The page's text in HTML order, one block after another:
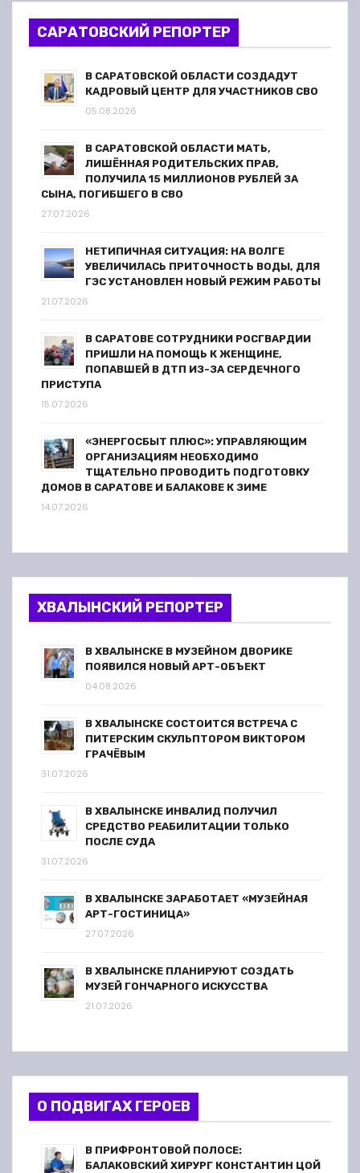
а
п
САРАТОВСКИЙ РЕПОРТЕР
В САРАТОВСКОЙ ОБЛАСТИ СОЗДАДУТ
КАДРОВЫЙ ЦЕНТР ДЛЯ УЧАСТНИКОВ СВО
05.08.2026
В САРАТОВСКОЙ ОБЛАСТИ МАТЬ,
ЛИШЁННАЯ РОДИТЕЛЬСКИХ ПРАВ,
ПОЛУЧИЛА 15 МИЛЛИОНОВ РУБЛЕЙ ЗА
СЫНА, ПОГИБШЕГО В СВО
27.07.2026
НЕТИПИЧНАЯ СИТУАЦИЯ: НА ВОЛГЕ
УВЕЛИЧИЛАСЬ ПРИТОЧНОСТЬ ВОДЫ, ДЛЯ
ГЭС УСТАНОВЛЕН НОВЫЙ РЕЖИМ РАБОТЫ
21.07.2026
В САРАТОВЕ СОТРУДНИКИ РОСГВАРДИИ
ПРИШЛИ НА ПОМОЩЬ К ЖЕНЩИНЕ,
ПОПАВШЕЙ В ДТП ИЗ-ЗА СЕРДЕЧНОГО
ПРИСТУПА
15.07.2026
«ЭНЕРГОСБЫТ ПЛЮС»: УПРАВЛЯЮЩИМ
ОРГАНИЗАЦИЯМ НЕОБХОДИМО
ТЩАТЕЛЬНО ПРОВОДИТЬ ПОДГОТОВКУ
ДОМОВ В САРАТОВЕ И БАЛАКОВЕ К ЗИМЕ
14.07.2026
ХВАЛЫНСКИЙ РЕПОРТЕР
В ХВАЛЫНСКЕ В МУЗЕЙНОМ ДВОРИКЕ
ПОЯВИЛСЯ НОВЫЙ АРТ-ОБЪЕКТ
04.08.2026
В ХВАЛЫНСКЕ СОСТОИТСЯ ВСТРЕЧА С
ПИТЕРСКИМ СКУЛЬПТОРОМ ВИКТОРОМ
ГРАЧЁВЫМ
31.07.2026
В ХВАЛЫНСКЕ ИНВАЛИД ПОЛУЧИЛ
СРЕДСТВО РЕАБИЛИТАЦИИ ТОЛЬКО
ПОСЛЕ СУДА
31.07.2026
В ХВАЛЫНСКЕ ЗАРАБОТАЕТ «МУЗЕЙНАЯ
АРТ-ГОСТИНИЦА»
27.07.2026
В ХВАЛЫНСКЕ ПЛАНИРУЮТ СОЗДАТЬ
МУЗЕЙ ГОНЧАРНОГО ИСКУССТВА
21.07.2026
О ПОДВИГАХ ГЕРОЕВ
В ПРИФРОНТОВОЙ ПОЛОСЕ:
БАЛАКОВСКИЙ ХИРУРГ КОНСТАНТИН ЦОЙ